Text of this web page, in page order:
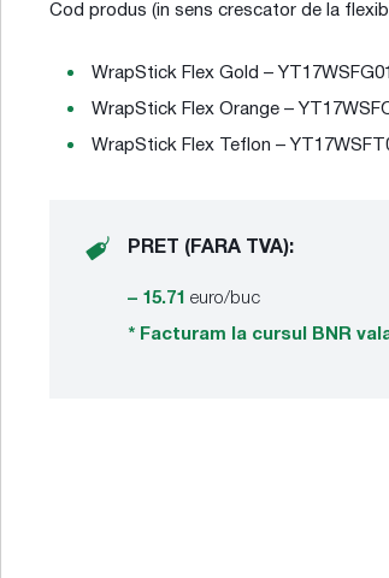
Cod produs (in sens crescator de la
WrapStick Flex Gold – YT17WSFG01
WrapStick Flex Orange –
WrapStick Flex Teflon –
PRET (FARA TVA):
– 15.71 euro/buc
* Facturam la cursul BNR